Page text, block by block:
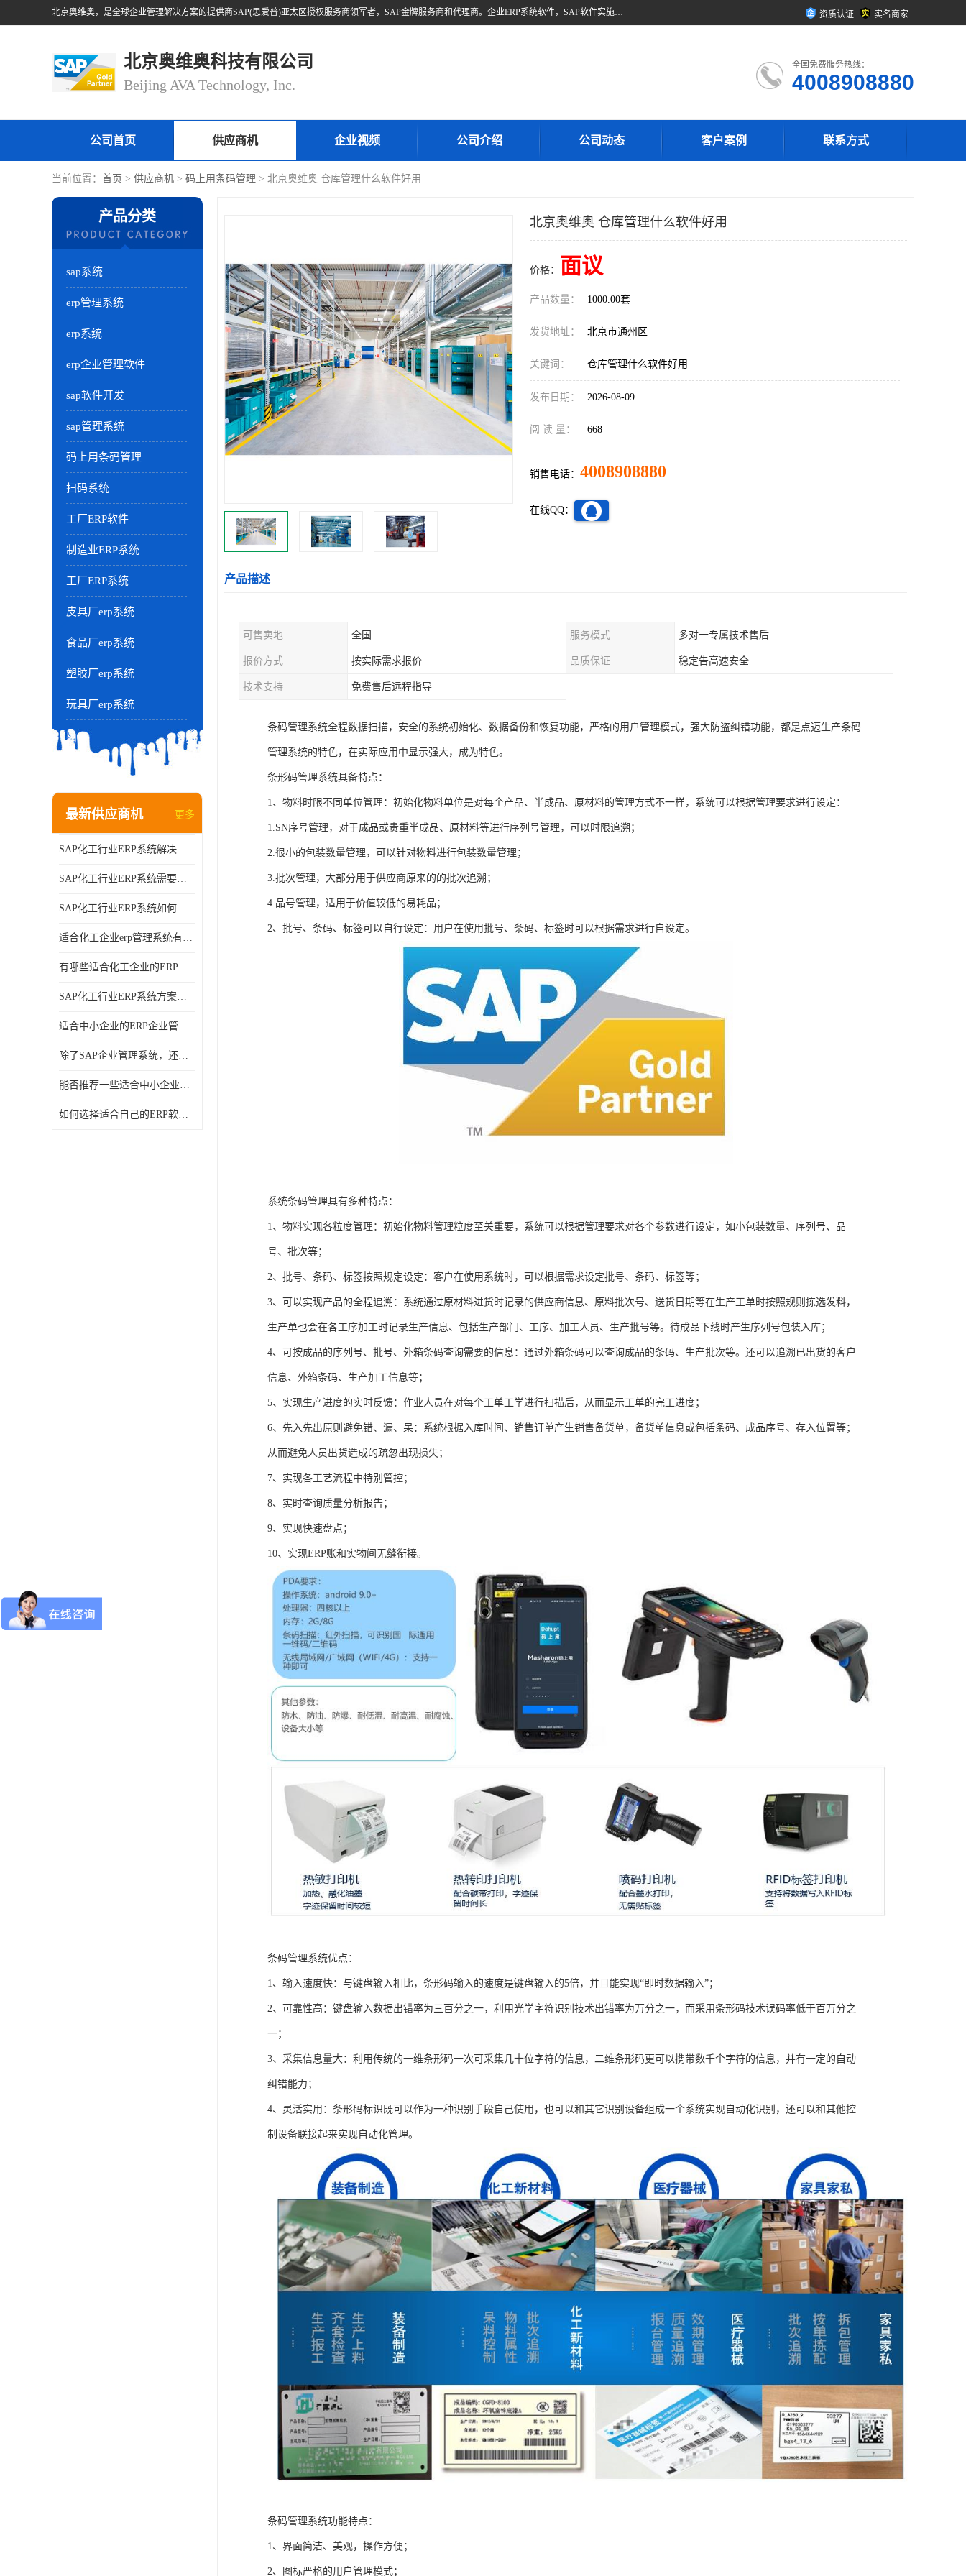
北京奥维奥，是全球企业管理解决方案的提供商SAP(思爱普)亚太区授权服务商领军者，SAP金牌服务商和代理商。企业ERP系统软件，SAP软件实施，17年来服务客户1500多家。提供SAP Business One，SAP Business ByDesign，SAP S/4HANA Cloud，SAP Analytics Cloud （分析云）等产品与解决方案。咨询专线：400-890-8880 资质认证 实名商家
北京奥维奥科技有限公司
Beijing AVA Technology, Inc.
全国免费服务热线：
4008908880
公司首页 供应商机 企业视频 公司介绍 公司动态 客户案例 联系方式
当前位置： 首页 > 供应商机 > 码上用条码管理 > 北京奥维奥 仓库管理什么软件好用
产品分类
sap系统
erp管理系统
erp系统
erp企业管理软件
sap软件开发
sap管理系统
码上用条码管理
扫码系统
工厂ERP软件
制造业ERP系统
工厂ERP系统
皮具厂erp系统
食品厂erp系统
塑胶厂erp系统
玩具厂erp系统
最新供应商机 更多
SAP化工行业ERP系统解决方案的细节和功能介绍？北京奥维奥
SAP化工行业ERP系统需要多少钱？北京奥维奥
SAP化工行业ERP系统如何帮助企业提率和降？北京奥维奥
适合化工企业erp管理系统有哪些？分别有哪些优势?
有哪些适合化工企业的ERP管理系统？分别需要多少钱？
SAP化工行业ERP系统方案介绍？SAP实施商，北京奥维奥
适合中小企业的ERP企业管理系统的价格大概是多少？北京奥维奥
除了SAP企业管理系统，还有哪些类似的企业管理软件可以推荐？
能否推荐一些适合中小企业的ERP企业管理软件？北京奥维奥
如何选择适合自己的ERP软件？北京奥维奥
北京奥维奥 仓库管理什么软件好用
价格： 面议
产品数量： 1000.00套
发货地址： 北京市通州区
关键词： 仓库管理什么软件好用
发布日期： 2026-08-09
阅 读 量： 668
销售电话： 4008908880
在线QQ：
产品描述
可售卖地 全国 服务模式 多对一专属技术售后
报价方式 按实际需求报价 品质保证 稳定告高速安全
技术支持 免费售后远程指导
条码管理系统全程数据扫描，安全的系统初始化、数据备份和恢复功能，严格的用户管理模式，强大防盗纠错功能，都是点迈生产条码
管理系统的特色，在实际应用中显示强大，成为特色。
条形码管理系统具备特点：
1、物料时限不同单位管理：初始化物料单位是对每个产品、半成品、原材料的管理方式不一样，系统可以根据管理要求进行设定：
1.SN序号管理，对于成品或贵重半成品、原材料等进行序列号管理，可以时限追溯；
2.很小的包装数量管理，可以针对物料进行包装数量管理；
3.批次管理，大部分用于供应商原来的的批次追溯；
4.品号管理，适用于价值较低的易耗品；
2、批号、条码、标签可以自行设定：用户在使用批号、条码、标签时可以根据需求进行自设定。
系统条码管理具有多种特点：
1、物料实现各粒度管理：初始化物料管理粒度至关重要，系统可以根据管理要求对各个参数进行设定，如小包装数量、序列号、品
号、批次等；
2、批号、条码、标签按照规定设定：客户在使用系统时，可以根据需求设定批号、条码、标签等；
3、可以实现产品的全程追溯：系统通过原材料进货时记录的供应商信息、原料批次号、送货日期等在生产工单时按照规则拣选发料，
生产单也会在各工序加工时记录生产信息、包括生产部门、工序、加工人员、生产批号等。待成品下线时产生序列号包装入库；
4、可按成品的序列号、批号、外箱条码查询需要的信息：通过外箱条码可以查询成品的条码、生产批次等。还可以追溯已出货的客户
信息、外箱条码、生产加工信息等；
5、实现生产进度的实时反馈：作业人员在对每个工单工学进行扫描后，从而显示工单的完工进度；
6、先入先出原则避免错、漏、呆：系统根据入库时间、销售订单产生销售备货单，备货单信息或包括条码、成品序号、存入位置等；
从而避免人员出货造成的疏忽出现损失；
7、实现各工艺流程中特别管控；
8、实时查询质量分析报告；
9、实现快速盘点；
10、实现ERP账和实物间无缝衔接。
条码管理系统优点：
1、输入速度快：与键盘输入相比，条形码输入的速度是键盘输入的5倍，并且能实现“即时数据输入”；
2、可靠性高：键盘输入数据出错率为三百分之一，利用光学字符识别技术出错率为万分之一，而采用条形码技术误码率低于百万分之
一；
3、采集信息量大：利用传统的一维条形码一次可采集几十位字符的信息，二维条形码更可以携带数千个字符的信息，并有一定的自动
纠错能力；
4、灵活实用：条形码标识既可以作为一种识别手段自己使用，也可以和其它识别设备组成一个系统实现自动化识别，还可以和其他控
制设备联接起来实现自动化管理。
条码管理系统功能特点：
1、界面简洁、美观，操作方便；
2、图标严格的用户管理模式；